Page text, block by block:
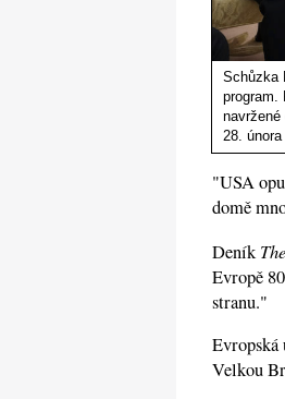
Schůzka
program.
28.
"USA
domě
Deník
Evropě
stranu."
Evropská
Velkou